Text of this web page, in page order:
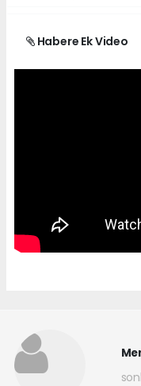
Habere Ek Video